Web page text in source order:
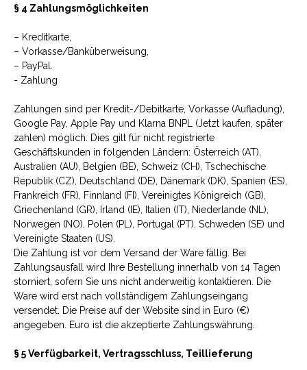
§ 4 Zahlungsmöglichkeiten
– Kreditkarte,
– Vorkasse/Banküberweisung,
– PayPal.
- Zahlung
Zahlungen sind per Kredit-/Debitkarte, Vorkasse (Aufladung),
Google Pay, Apple Pay und Klarna BNPL (Jetzt kaufen, später
zahlen) möglich. Dies gilt für nicht registrierte
Geschäftskunden in folgenden Ländern: Österreich (AT),
Australien (AU), Belgien (BE), Schweiz (CH), Tschechische
Republik (CZ), Deutschland (DE), Dänemark (DK), Spanien (ES),
Frankreich (FR), Finnland (FI), Vereinigtes Königreich (GB),
Griechenland (GR), Irland (IE), Italien (IT), Niederlande (NL),
Norwegen (NO), Polen (PL), Portugal (PT), Schweden (SE) und
Vereinigte Staaten (US).
Die Zahlung ist vor dem Versand der Ware fällig. Bei
Zahlungsausfall wird Ihre Bestellung innerhalb von 14 Tagen
storniert, sofern Sie uns nicht anderweitig kontaktieren. Die
Ware wird erst nach vollständigem Zahlungseingang
versendet. Die Preise auf der Website sind in Euro (€)
angegeben. Euro ist die akzeptierte Zahlungswährung.
§ 5 Verfügbarkeit, Vertragsschluss, Teillieferung